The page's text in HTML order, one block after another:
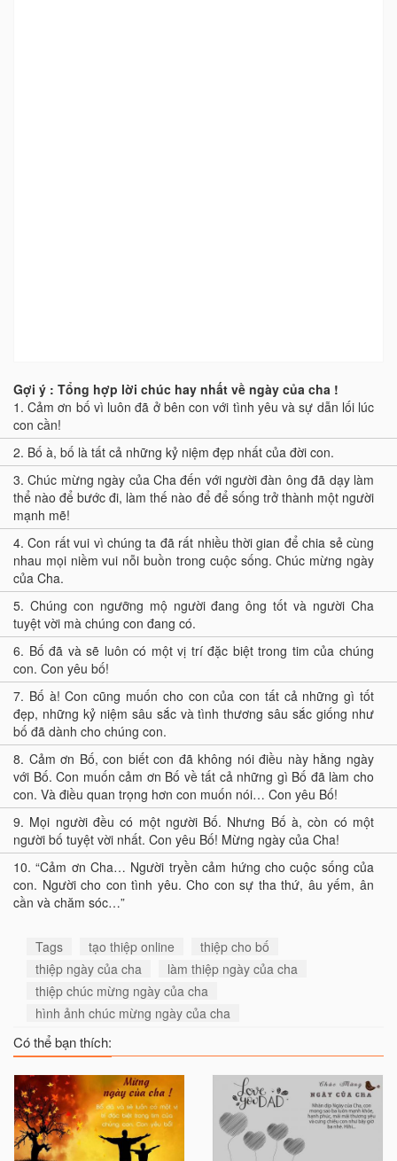
Gợi ý : Tổng hợp lời chúc hay nhất về ngày của cha !
1.Cảm ơn bố vì luôn đã ở bên con với tình yêu và sự dẫn lối lúc
con cần!
2. Bố à, bố là tất cả những kỷ niệm đẹp nhất của đời con.
3.Chúc mừng ngày của Cha đến với người đàn ông đã dạy làm
thể nào để bước đi, làm thế nào để để sống trở thành một người
mạnh mẽ!
4.Con rất vui vì chúng ta đã rất nhiều thời gian để chia sẻ cùng
nhau mọi niềm vui nỗi buồn trong cuộc sống. Chúc mừng ngày
của Cha.
5. Chúng con ngưỡng mộ người đang ông tốt và người Cha
tuyệt vời mà chúng con đang có.
6. Bố đã và sẽ luôn có một vị trí đặc biệt trong tim của chúng
con. Con yêu bố!
7. Bố à! Con cũng muốn cho con của con tất cả những gì tốt
đẹp, những kỷ niệm sâu sắc và tình thương sâu sắc giống như
bố đã dành cho chúng con.
8. Cảm ơn Bố, con biết con đã không nói điều này hằng ngày
với Bố. Con muốn cảm ơn Bố về tất cả những gì Bố đã làm cho
con. Và điều quan trọng hơn con muốn nói… Con yêu Bố!
9. Mọi người đều có một người Bố. Nhưng Bố à, còn có một
người bố tuyệt vời nhất. Con yêu Bố! Mừng ngày của Cha!
10.“Cảm ơn Cha… Người tryền cảm hứng cho cuộc sống của
con. Người cho con tình yêu. Cho con sự tha thứ, âu yếm, ân
cần và chăm sóc…”
Tags tạo thiệp online
thiệp cho bố
thiệp ngày của cha
làm thiệp ngày của cha
thiệp chúc mừng ngày của cha
hình ảnh chúc mừng ngày của cha
Có thể bạn thích: